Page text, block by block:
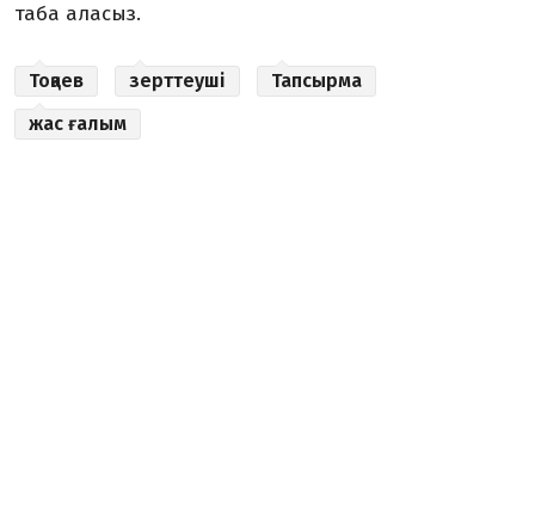
таба аласыз.
Тоқаев зерттеуші
Тапсырма
жас ғалым